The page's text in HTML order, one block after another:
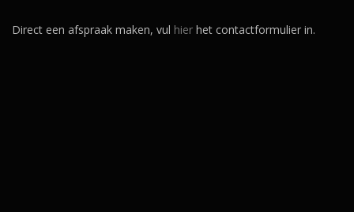
Direct een afspraak maken, vul hier het contactformulier in.